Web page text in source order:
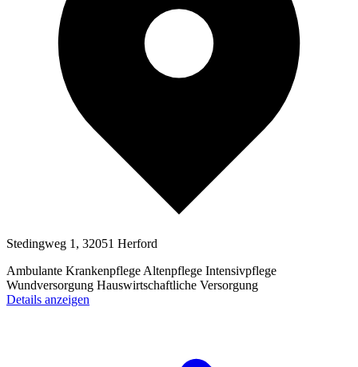
Stedingweg 1, 32051 Herford
Ambulante Krankenpflege Altenpflege Intensivpflege
Wundversorgung Hauswirtschaftliche Versorgung
Details anzeigen